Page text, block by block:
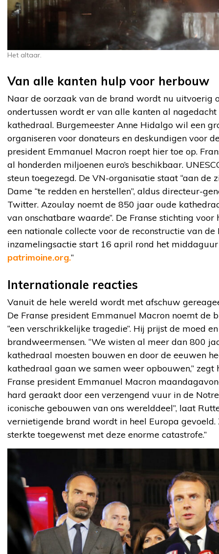
Het altaar.
Van alle kanten hulp voor herbouw
Naar de oorzaak van de brand wordt nu uitvoerig
ondertussen wordt er van alle kanten al
kathedraal. Burgemeester Anne Hidalgo wil een
organiseren voor donateurs en deskundigen voor
president Emmanuel Macron roept hier toe op.
al honderden miljoenen euro’s beschikbaar.
steun toegezegd. De VN-organisatie staat “aan de
Dame “te redden en herstellen”, aldus directeur-
Twitter. Azoulay noemt de 850 jaar oude
van onschatbare waarde”. De Franse stichting
een nationale collecte voor de reconstructie van de
inzamelingsactie start 16 april rond het
patrimoine.org.”
Internationale reacties
Vanuit de hele wereld wordt met afschuw
De Franse president Emmanuel Macron noemt de
“een verschrikkelijke tragedie”. Hij prijst de moed
brandweermensen. “We wisten al meer dan 800
kathedraal moesten bouwen en door de eeuwen
kathedraal gaan we samen weer opbouwen,”
Franse president Emmanuel Macron
hard geraakt door een verzengend vuur in de
iconische gebouwen van ons werelddeel”, laat
vernietigende brand wordt in heel Europa
sterkte toegewenst met deze enorme catastrofe.”